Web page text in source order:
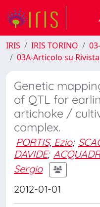
IRIS IRIS TORINO
03A-Articolo su Rivista
Genetic
of QTL for
artichoke /
complex.
PORTIS, Ezio;
DAVIDE;
Sergio
2012-01-01